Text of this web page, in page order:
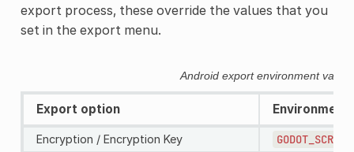
export process, these override the values that you
set in the export menu.
Android export environment
Export option
Encryption / Encryption Key